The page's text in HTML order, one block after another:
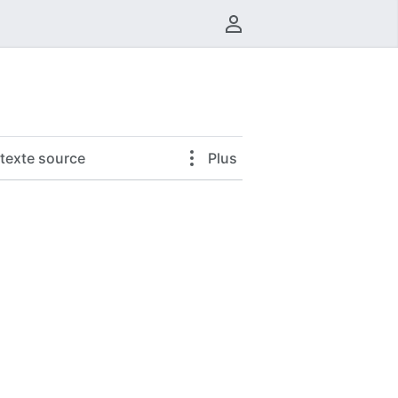
Menu utilisateur
source Plus